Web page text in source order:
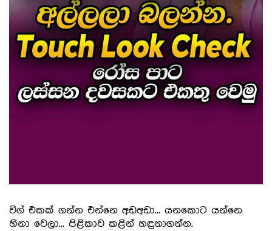
විග් එකක් ගන්න එන්නෙ අඩඅඩා... යනකොට යන්නෙ
හිනා වෙලා... පිළිකාව කළින් හඳුනාගන්න.